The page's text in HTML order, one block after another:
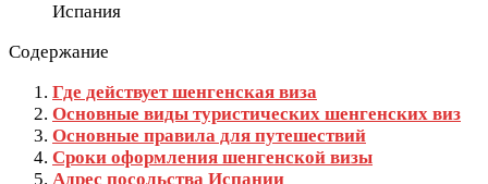
Испания
Содержание
Где действует шенгенская виза
Основные виды туристических шенгенских виз
Основные правила для путешествий
Сроки оформления шенгенской визы
Адрес посольства Испании